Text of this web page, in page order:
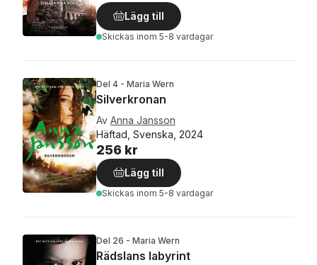
Lägg till
Skickas inom 5-8 vardagar
Del 4 - Maria Wern
Silverkronan
Av Anna Jansson
Häftad, Svenska, 2024
256 kr
Lägg till
Skickas inom 5-8 vardagar
Del 26 - Maria Wern
Rädslans labyrint